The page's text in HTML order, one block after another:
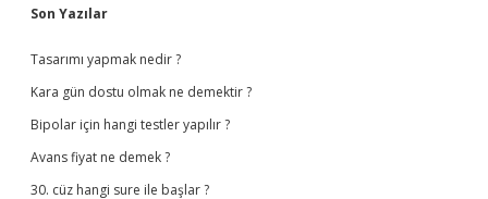
Sidebar
Son Yazılar
Tasarımı yapmak nedir ?
Kara gün dostu olmak ne demektir ?
Bipolar için hangi testler yapılır ?
Avans fiyat ne demek ?
30. cüz hangi sure ile başlar ?